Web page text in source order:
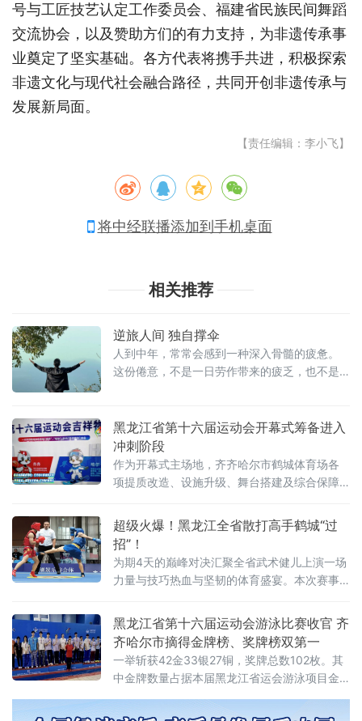
号与工匠技艺认定工作委员会、福建省民族民间舞蹈
交流协会，以及赞助方们的有力支持，为非遗传承事
业奠定了坚实基础。各方代表将携手共进，积极探索
非遗文化与现代社会融合路径，共同开创非遗传承与
发展新局面。
【责任编辑：李小飞】
将中经联播添加到手机桌面
相关推荐
逆旅人间 独自撑伞
人到中年，常常会感到一种深入骨髓的疲惫。
这份倦意，不是一日劳作带来的疲乏，也不是
悄压弯了人的脊梁。杜牧有言：“只言旋老转无
事，欲到中年事更多”，年少总以为年岁渐长便
可卸下重担，待到中年方才知晓，肩上的责任
反倒层层叠加。尤其到了夜深人静，万籁归于
黑龙江省第十六届运动会开幕式筹备进入
冲刺阶段
作为开幕式主场地，齐齐哈尔市鹤城体育场各
项提质改造、设施升级、舞台搭建及综合保障
1日启动集中彩排。记者在现场了解到，鹤城体
育场内各项筹备作业高效运转，工作人员正加
紧调试舞台LED大屏，细化完善场地配套设施，
全面排查
超级火爆！黑龙江全省散打高手鹤城“过
招”！
为期4天的巅峰对决汇聚全省武术健儿上演一场
力量与技巧热血与坚韧的体育盛宴。本次赛事
专项竞技赛事，吸引了哈尔滨、齐齐哈尔、牡
丹江、佳木斯等全省11个地市的200余名优秀运
动员同台角逐。参赛选手皆是各地层层选拔的
黑龙江省第十六届运动会游泳比赛收官 齐
齐哈尔市摘得金牌榜、奖牌榜双第一
一举斩获42金33银27铜，奖牌总数102枚。其
中金牌数量占据本届黑龙江省运会游泳项目金
榜，实现黑龙江省运会游泳项目连续两届全省